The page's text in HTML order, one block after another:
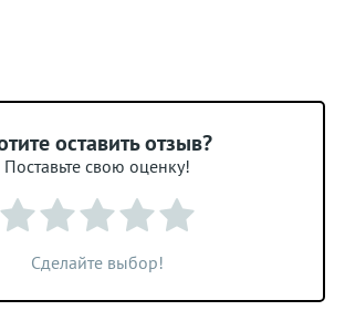
оставить отзыв?
Поставьте свою оценку!
Сделайте выбор!